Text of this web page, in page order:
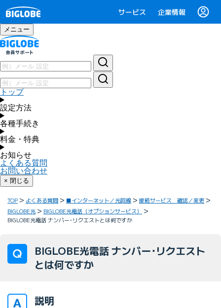
サービス 企業情報
メニュー
トップ
設定方法
各種手続き
料金・特典
お知らせ
よくある質問
お問い合わせ
× 閉じる
TOP よくある質問 ■インターネット／光回線
接続サービス 確認／変更
BIGLOBE光
BIGLOBE光電話（オプションサービス）
BIGLOBE光電話 ナンバー･リクエストとは何ですか
BIGLOBE光電話 ナンバー･リクエスト
とは何ですか
説明